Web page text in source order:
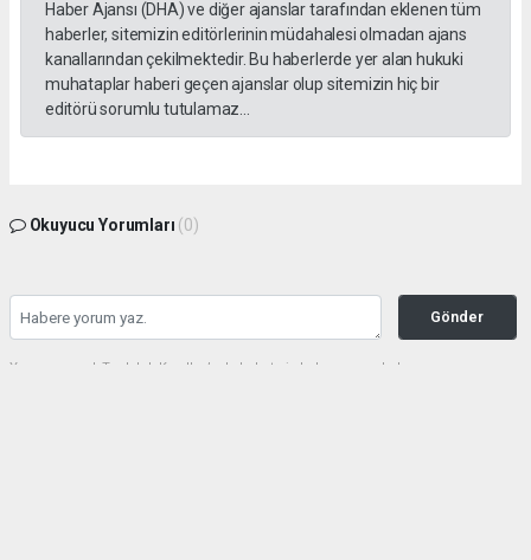
Haber Ajansı (DHA) ve diğer ajanslar tarafından eklenen tüm
haberler, sitemizin editörlerinin müdahalesi olmadan ajans
kanallarından çekilmektedir. Bu haberlerde yer alan hukuki
muhataplar haberi geçen ajanslar olup sitemizin hiç bir
editörü sorumlu tutulamaz...
Okuyucu Yorumları (0)
Gönder
Yorum yazarak Topluluk Kuralları’nı kabul etmiş bulunuyor ve haberunye.com